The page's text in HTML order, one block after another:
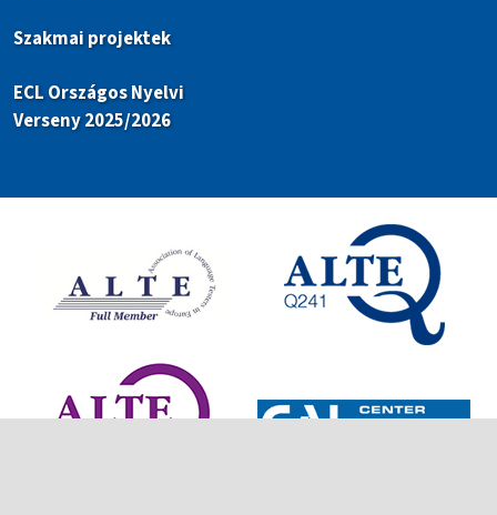
Szakmai projektek
ECL Országos Nyelvi
Verseny 2025/2026